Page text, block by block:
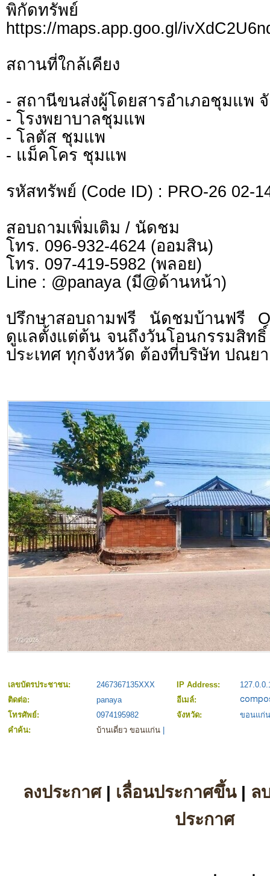
พิกัดทรั
https://maps.app.goo.gl/
สถานที่ใกล้เคียง
- สถานีขนส่งผู้โดยสารอำเภอชุมแพ
- โรงพยาบาลชุมแพ
- โลตัส ชุมแพ
- แม็คโคร ชุมแพ
รหัสทรัพย์ (Code ID) : PRO-26 02-
สอบถามเพิ่มเติม / นัดชม
โทร. 096-932-4624 (ออมสิน)
โทร. 097-419-5982 (พลอย)
Line : @panaya (มี@ด้านหน้า)
ปรึกษาสอบถามฟรี นัดชมบ้านฟรี
ดูแลตั้งแต่ต้น จนถึงวันโอนกรรมสิท
ประเทศ ทุกจังหวัด ต้องที่บริษัท ปณย
เลขบัตรประชาชน: 2467367135XXX IP Address:
ติดต่อ:
panaya
อีเมล์:
โทรศัพย์:
0974195982 จังหวัด:
ขอนแก่น
คำค้น:
บ้านเดี่ยว ขอนแก่น
ลงประกาศ| เลื่อนประกาศขึ้น| ล
ประกาศ